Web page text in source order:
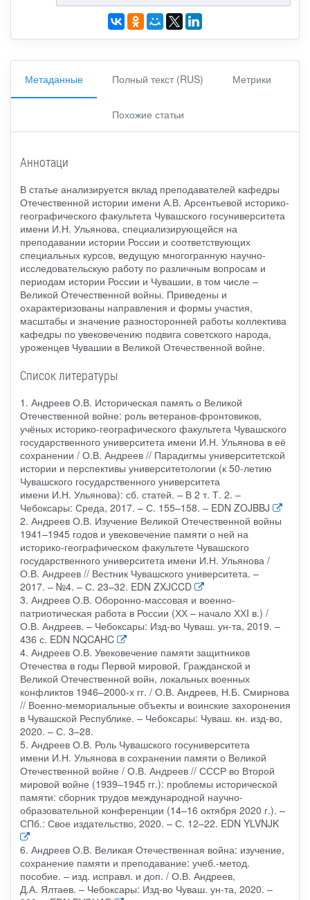
Метаданные Полный текст (RUS) Метрики
Похожие статьи
Аннотаци
В статье анализируется вклад преподавателей кафедры
Отечественной истории имени А.В. Арсентьевой историко-
географического факультета Чувашского госуниверситета
имени И.Н. Ульянова, специализирующейся на
преподавании истории России и соответствующих
специальных курсов, ведущую многогранную научно-
исследовательскую работу по различным вопросам и
периодам истории России и Чувашии, в том числе –
Великой Отечественной войны. Приведены и
охарактеризованы направления и формы участия,
масштабы и значение разносторонней работы коллектива
кафедры по увековечению подвига советского народа,
уроженцев Чувашии в Великой Отечественной войне.
Список литературы
1. Андреев О.В. Историческая память о Великой
Отечественной войне: роль ветеранов-фронтовиков,
учёных историко-географического факультета Чувашского
государственного университета имени И.Н. Ульянова в её
сохранении / О.В. Андреев // Парадигмы университетской
истории и перспективы университетологии (к 50-летию
Чувашского государственного университета
имени И.Н. Ульянова): сб. статей. – В 2 т. Т. 2. –
Чебоксары: Среда, 2017. – С. 155–158. – EDN ZOJBBJ
2. Андреев О.В. Изучение Великой Отечественной войны
1941–1945 годов и увековечение памяти о ней на
историко-географическом факультете Чувашского
государственного университета имени И.Н. Ульянова /
О.В. Андреев // Вестник Чувашского университета. –
2017. – №4. – С. 23–32. EDN ZXJCCD
3. Андреев О.В. Оборонно-массовая и военно-
патриотическая работа в России (ХХ – начало ХХI в.) /
О.В. Андреев. – Чебоксары: Изд-во Чуваш. ун-та, 2019. –
436 с. EDN NQCAHC
4. Андреев О.В. Увековечение памяти защитников
Отечества в годы Первой мировой, Гражданской и
Великой Отечественной войн, локальных военных
конфликтов 1946–2000-х гг. / О.В. Андреев, Н.Б. Смирнова
// Военно-мемориальные объекты и воинские захоронения
в Чувашской Республике. – Чебоксары: Чуваш. кн. изд-во,
2020. – С. 3–28.
5. Андреев О.В. Роль Чувашского госуниверситета
имени И.Н. Ульянова в сохранении памяти о Великой
Отечественной войне / О.В. Андреев // СССР во Второй
мировой войне (1939–1945 гг.): проблемы исторической
памяти: сборник трудов международной научно-
образовательной конференции (14–16 октября 2020 г.). –
СПб.: Свое издательство, 2020. – С. 12–22. EDN YLVNJK
6. Андреев О.В. Великая Отечественная война: изучение,
сохранение памяти и преподавание: учеб.-метод.
пособие. – изд. исправл. и доп. / О.В. Андреев,
Д.А. Ялтаев. – Чебоксары: Изд-во Чуваш. ун-та, 2020. –